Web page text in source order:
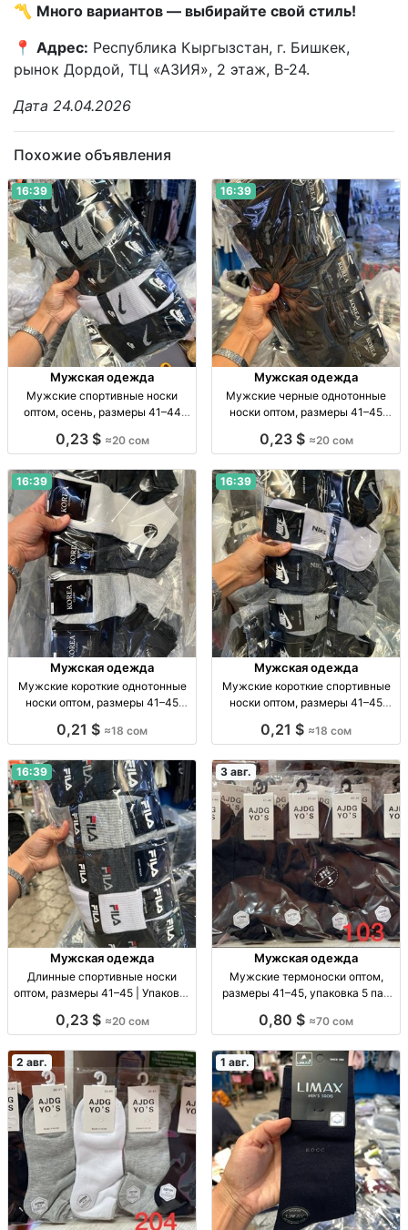
〽️ Много вариантов — выбирайте свой стиль!
📍 Адрес: Республика Кыргызстан, г. Бишкек,
рынок Дордой, ТЦ «АЗИЯ», 2 этаж, В-24.
Дата 24.04.2026
Похожие объявления
16:39
Мужская одежда
Мужские спортивные носки
оптом, осень, размеры 41–44
44, уп. 10 шт., опт.
0,23 $ ≈20 сом
16:39
Мужская одежда
Мужские черные однотонные
носки оптом, размеры 41–45
41–45, уп. 10 пар, опт.
0,23 $ ≈20 сом
16:39
Мужская одежда
Мужские короткие однотонные
носки оптом, размеры 41–45
р 41–45, опт: 18 сом/пара, компл.
0,21 $ ≈18 сом
16:39
Мужская одежда
Мужские короткие спортивные
носки оптом, размеры 41–45
уп. 10 шт. — 180 сом
0,21 $ ≈18 сом
16:39
Мужская одежда
Длинные спортивные носки
оптом, размеры 41–45 | Упаковка
45, уп. 10 шт., 20 сом/уп.
0,23 $ ≈20 сом
3 авг.
Мужская одежда
Мужские термоноски оптом,
размеры 41–45, упаковка 5 пар
5 шт., опт.
0,80 $ ≈70 сом
2 авг. 1 авг.